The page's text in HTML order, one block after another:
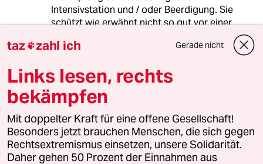
Intensivstation und / oder Beerdigung. Sie
schützt wie erwähnt nicht so gut vor einer
"leichten" Infektion, und damit tragen sowohl
Geimpfte Menschen individuell als auch die
chronischen Long Covid Erkrankung. Diese
kann sehr erhebliche Einschränkung der
Lebensqualität bedeuten (die manchmal bis
zum Suizid führt), wird aber auch - bei einer
Häufigkeit von rund 10% bei allen erwachsenen
Infizierten - ganz massive gesellschaftliche
Kosten verursachen aufgrund der Fälle von
taz zahl ich Gerade nicht
Links lesen, rechts
bekämpfen
Mit doppelter Kraft für eine offene Gesellschaft!
Besonders jetzt brauchen Menschen, die sich gegen
Rechtsextremismus einsetzen, unsere Solidarität.
Daher gehen 50 Prozent der Einnahmen aus